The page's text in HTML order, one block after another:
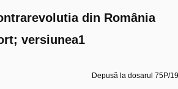
din România
versiunea1
Depusă la dosarul 75P/